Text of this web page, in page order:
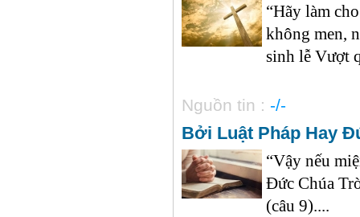
“Hãy làm
không men,
sinh lễ Vượt
Nguồn tin : -/-
Bởi Luật Pháp Hay
“Vậy nếu
Đức Chúa
(câu 9)....